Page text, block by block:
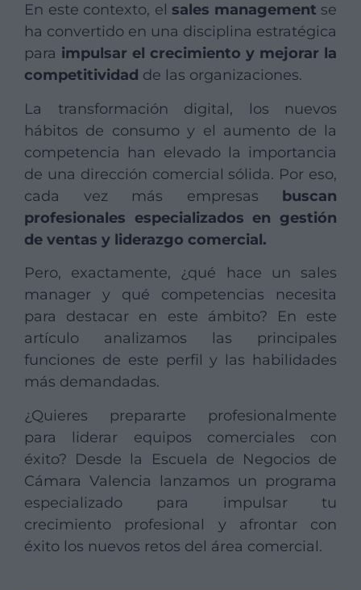
En este contexto, el sales management se
ha convertido en una disciplina estratégica
para impulsar el crecimiento y mejorar la
competitividad de las organizaciones.
La transformación digital, los nuevos
hábitos de consumo y el aumento de la
competencia han elevado la importancia
de una dirección comercial sólida. Por eso,
cada vez más empresas buscan
profesionales especializados en gestión
de ventas y liderazgo comercial.
Pero, exactamente, ¿qué hace un sales
manager y qué competencias necesita
para destacar en este ámbito? En este
artículo analizamos las principales
funciones de este perfil y las habilidades
más demandadas.
¿Quieres prepararte profesionalmente
para liderar equipos comerciales con
éxito? Desde la Escuela de Negocios de
Cámara Valencia lanzamos un programa
especializado para impulsar tu
crecimiento profesional y afrontar con
éxito los nuevos retos del área comercial.